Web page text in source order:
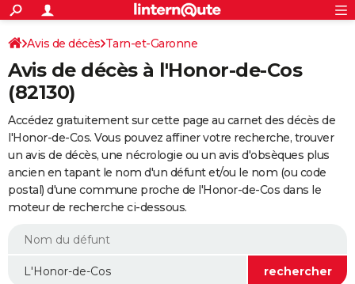
ACTUALITÉS
Politique
Société
Faits Divers
Education
Monde
Villes
+
SPORT
Coupe du monde 2026
Football
Tennis
Cyclisme
Rugby
Forum
FINANCE
Retraite
Impôts
Epargne
Immobilier
Risques naturels par ville
Banque
Assurance
Crédit
Essais
Réserver un essai
Citadines
Berlines
SUV
Forum auto
+
HIGH-TECH
Mobiles
Meilleur smartphone
Internet
Ordinateurs
Jeux vidéo
Guide high-tech
+BRICOLAGE
Forum
Aménagement intérieur
Extérieur
Cuisine
Salle de bains
Jardinage
Rangement
WEEK-END
Guides de France
Escapades
Patrimoine
Expositions
Musées
Week-end nature
LIFESTYLE
S'inscrire
Connexion
Avis de décès Tarn-et-Garonne
Avis de décès à l'Honor-de-Cos
(82130)
Accédez gratuitement sur cette page au carnet des décès de
l'Honor-de-Cos. Vous pouvez affiner votre recherche, trouver
un avis de décès, une nécrologie ou un avis d'obsèques plus
ancien en tapant le nom d'un défunt et/ou le nom (ou code
postal) d'une commune proche de l'Honor-de-Cos dans le
moteur de recherche ci-dessous.